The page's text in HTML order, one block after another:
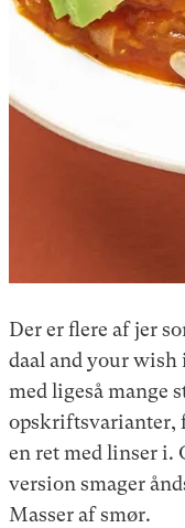
Der er flere af jer
daal and your wish
med ligeså mange
opskriftsvarianter,
en ret med linser i.
version smager
Masser af smør.